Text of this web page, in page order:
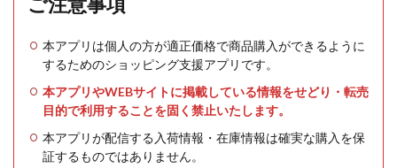
本アプリは個人の方が適正価格で商品購入ができるように
するためのショッピング支援アプリです。
本アプリやWEBサイトに掲載している情報をせどり・転売
目的で利用することを固く禁止いたします。
本アプリが配信する入荷情報・在庫情報は確実な購入を保
証するものではありません。